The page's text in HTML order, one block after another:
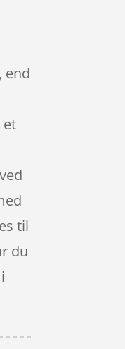
end
et
til
du